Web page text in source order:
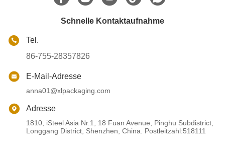
Schnelle Kontaktaufnahme
Tel.
86-755-28357826
E-Mail-Adresse
anna01@xlpackaging.com
Adresse
1810, iSteel Asia Nr.1, 18 Fuan Avenue, Pinghu Subdistrict,
Longgang District, Shenzhen, China. Postleitzahl:518111